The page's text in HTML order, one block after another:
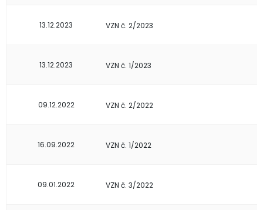
13.12.2023 VZN č. 2/2023
13.12.2023 VZN č. 1/2023
09.12.2022 VZN č. 2/2022
16.09.2022 VZN č. 1/2022
09.01.2022 VZN č. 3/2022